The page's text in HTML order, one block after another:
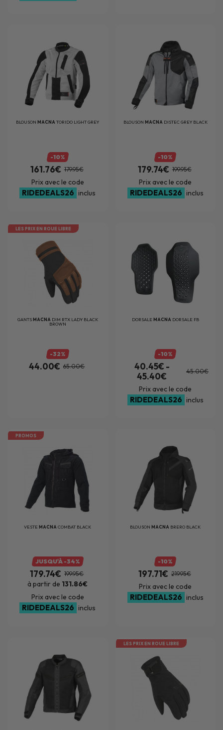
BLOUSON MACNATORIDO LIGHT GREY
-10%
161.76€ 179.95€
Prix avec le code
RIDEDEALS26 inclus
BLOUSON MACNA DISTEC GREY BLACK
-10%
179.74€ 199.95€
Prix avec le code
RIDEDEALS26 inclus
LES PRIX EN ROUE LIBRE
GANTSMACNA DIM RTX LADY BLACK
BROWN
-32%
44.00€ 65.00€
DORSALE MACNA DORSALE FB
-10%
40.45€ -
45.40€
45.00€
Prix avec le code
RIDEDEALS26 inclus
PROMOS
VESTEMACNACOMBAT BLACK
JUSQU'À -34%
179.74€ 199.95€
à partir de 131.86€
Prix avec le code
RIDEDEALS26 inclus
BLOUSONMACNA BRERO BLACK
-10%
197.71€ 219.95€
Prix avec le code
RIDEDEALS26 inclus
LES PRIX EN ROUE LIBRE